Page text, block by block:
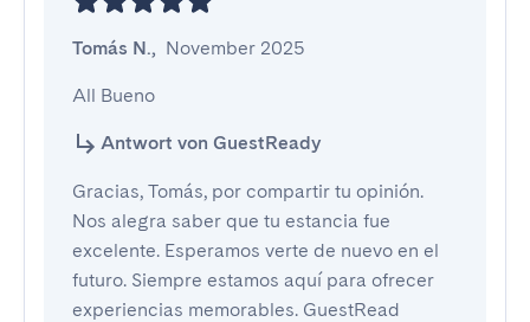
Tomás N., November 2025
All Bueno
Antwort von GuestReady
Gracias, Tomás, por compartir tu opinión.
Nos alegra saber que tu estancia fue
excelente. Esperamos verte de nuevo en el
futuro. Siempre estamos aquí para ofrecer
experiencias memorables. GuestRead